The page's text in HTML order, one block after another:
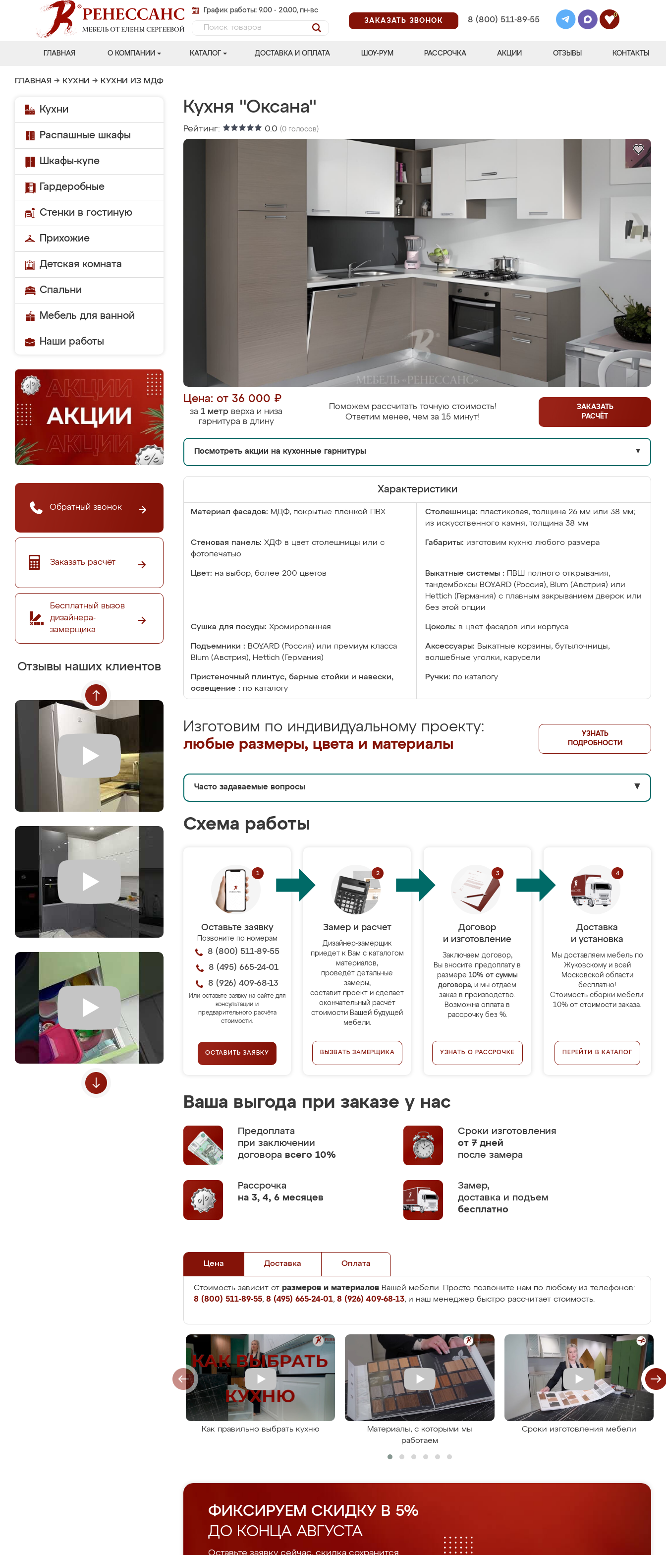
График работы: 9.00 - 20.00, пн-вс
ЗАКАЗАТЬ ЗВОНОК
8 (800) 511-89-55
0
ГЛАВНАЯ О КОМПАНИИ КАТАЛОГ ДОСТАВКА И ОПЛАТА ШОУ-РУМ РАССРОЧКА АКЦИИ ОТЗЫВЫ КОНТАКТЫ
ГЛАВНАЯ → КУХНИ → КУХНИ ИЗ МДФ
Кухни
Распашные шкафы
Шкафы-купе
Гардеробные
Стенки в гостиную
Прихожие
Детская комната
Спальни
Мебель для ванной
Наши работы
Обратный звонок
Заказать расчёт
Бесплатный вызов
дизайнера-
замерщика
Отзывы наших клиентов
Кухня "Оксана"
Рейтинг: 0.0 (0 голосов)
Цена: от 36 000 ₽
за 1 метр верха и низа
гарнитура в длину
Поможем рассчитать точную стоимость!
Ответим менее, чем за 15 минут!
ЗАКАЗАТЬ
РАСЧЁТ
Посмотреть акции на кухонные гарнитуры ▼
Характеристики
Материал фасадов: МДФ, покрытые плёнкой ПВХ Столешница: пластиковая, толщина 26 мм или 38 мм;
из искусственного камня, толщина 38 мм
Стеновая панель: ХДФ в цвет столешницы или с
фотопечатью
Габариты: изготовим кухню любого размера
Цвет: на выбор, более 200 цветов Выкатные системы :
ПВШ полного открывания,
тандембоксы BOYARD (Россия), Blum (Австрия) или
Hettich (Германия) с плавным закрыванием дверок или
без этой опции
Сушка для посуды: Хромированная Цоколь: в цвет фасадов или корпуса
Подъемники : BOYARD (Россия) или премиум класса
Blum (Австрия), Hettich (Германия)
Аксессуары: Выкатные корзины, бутылочницы,
волшебные уголки, карусели
Пристеночный плинтус, барные стойки и навески,
освещение : по каталогу
Ручки: по каталогу
Изготовим по индивидуальному проекту:
любые размеры, цвета и материалы
УЗНАТЬ
ПОДРОБНОСТИ
Часто задаваемые вопросы ▼
Схема работы
Оставьте заявку
Позвоните по номерам
8 (800) 511-89-55
8 (495) 665-24-01
8 (926) 409-68-13
Или оставьте заявку на сайте для
консультации и
предварительного расчёта
стоимости.
ОСТАВИТЬ ЗАЯВКУ
Замер и расчет
Дизайнер-замерщик
приедет к Вам с каталогом
материалов,
проведёт детальные
замеры,
составит проект и сделает
окончательный расчёт
стоимости Вашей будущей
мебели.
ВЫЗВАТЬ ЗАМЕРЩИКА
Договор
и изготовление
Заключаем договор,
Вы вносите предоплату в
размере 10% от суммы
договора, и мы отдаём
заказ в производство.
Возможна оплата в
рассрочку без %.
УЗНАТЬ О РАССРОЧКЕ
Доставка
и установка
Мы доставляем мебель по
Жуковскому и всей
Московской области
бесплатно!
Стоимость сборки мебели:
10% от стоимости заказа.
ПЕРЕЙТИ В КАТАЛОГ
Ваша выгода при заказе у нас
Предоплата
при заключении
договора всего 10%
Сроки изготовления
от 7 дней
после замера
Рассрочка
на 3, 4, 6 месяцев
Замер,
доставка и подъем
бесплатно
Цена Доставка Оплата
Стоимость зависит от размеров и материалов Вашей мебели. Просто позвоните нам по любому из телефонов:
8 (800) 511-89-55, 8 (495) 665-24-01, 8 (926) 409-68-13, и наш менеджер быстро рассчитает стоимость.
Как правильно выбрать кухню
Материалы, с которыми мы
работаем
Сроки изготовления мебели
ФИКСИРУЕМ СКИДКУ В 5%
ДО КОНЦА АВГУСТА
Оставьте заявку сейчас, скидка сохранится.